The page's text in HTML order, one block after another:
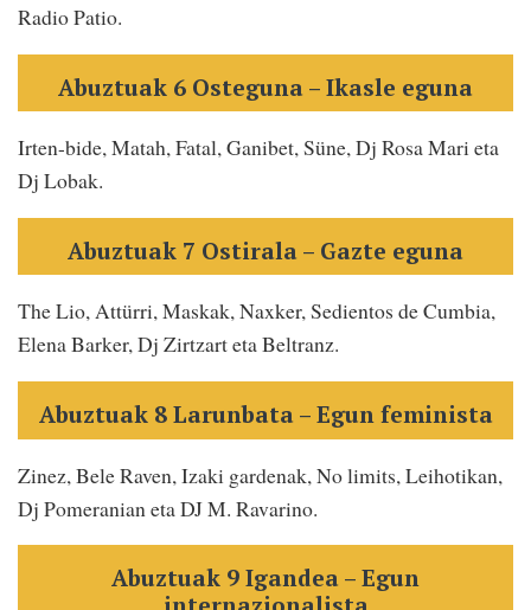
Radio Patio.
Abuztuak 6 Osteguna – Ikasle eguna
Irten-bide, Matah, Fatal, Ganibet, Süne, Dj Rosa Mari eta
Dj Lobak.
Abuztuak 7 Ostirala – Gazte eguna
The Lio, Attürri, Maskak, Naxker, Sedientos de Cumbia,
Elena Barker, Dj Zirtzart eta Beltranz.
Abuztuak 8 Larunbata – Egun feminista
Zinez, Bele Raven, Izaki gardenak, No limits, Leihotikan,
Dj Pomeranian eta DJ M. Ravarino.
Abuztuak 9 Igandea – Egun